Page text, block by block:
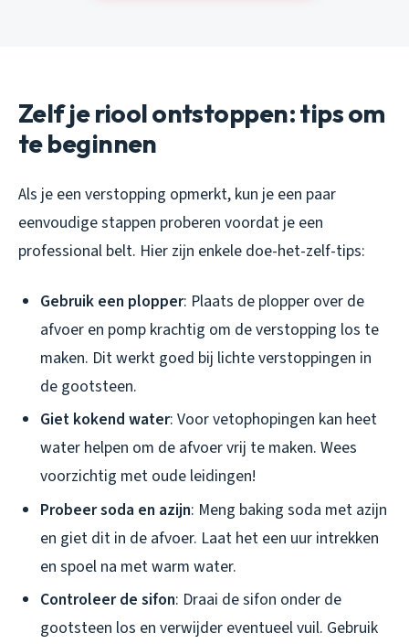
Zelf je riool ontstoppen: tips om
te beginnen
Als je een verstopping opmerkt, kun je een paar
eenvoudige stappen proberen voordat je een
professional belt. Hier zijn enkele doe-het-zelf-tips:
Gebruik een plopper: Plaats de plopper over de
afvoer en pomp krachtig om de verstopping los te
maken. Dit werkt goed bij lichte verstoppingen in
de gootsteen.
Giet kokend water: Voor vetophopingen kan heet
water helpen om de afvoer vrij te maken. Wees
voorzichtig met oude leidingen!
Probeer soda en azijn: Meng baking soda met azijn
en giet dit in de afvoer. Laat het een uur intrekken
en spoel na met warm water.
Controleer de sifon: Draai de sifon onder de
gootsteen los en verwijder eventueel vuil. Gebruik